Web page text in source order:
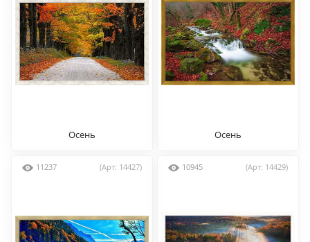
Осень Осень
11237 (Арт: 14427) 10945 (Арт: 14429)